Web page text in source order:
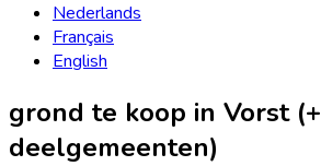
Nederlands
Français
English
grond te koop in Vorst (+
deelgemeenten)